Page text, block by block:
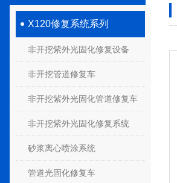
X120修复系统系列
非开挖紫外光固化修复设备
非开挖管道修复车
非开挖紫外光固化管道修复车
非开挖紫外光固化修复系统
砂浆离心喷涂系统
管道光固化修复车